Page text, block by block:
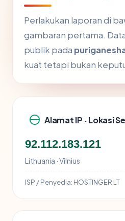
Perlakukan laporan di
gambaran pertama.
publik pada
kuat tetapi bukan
Alamat IP · Lokasi
92.112.183.121
Lithuania · Vilnius
ISP / Penyedia: HOSTINGER LT